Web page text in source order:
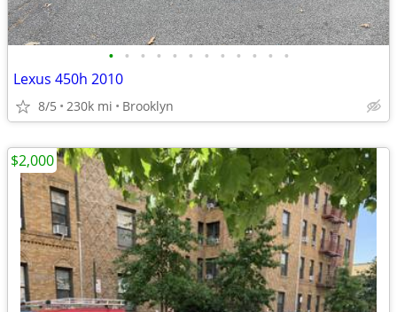
• • • • • • • • • • • •
Lexus 450h 2010
8/5 230k mi Brooklyn
$2,000